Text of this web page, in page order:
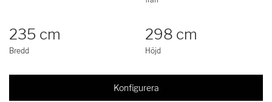
235 cm
Bredd
298 cm
Höjd
Konfigurera